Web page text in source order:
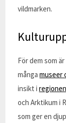
vildmarken.
För dem som
mångamuseer
insikt i
och Arktikum i
som ger en